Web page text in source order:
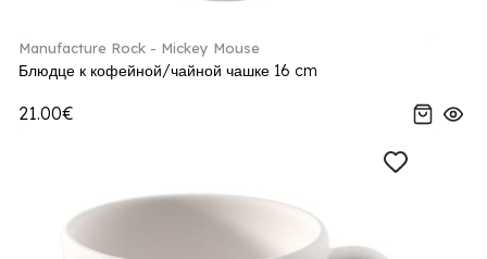
Manufacture Rock - Mickey Mouse
Блюдце к кофейной/чайной чашке 16 cm
21.00€